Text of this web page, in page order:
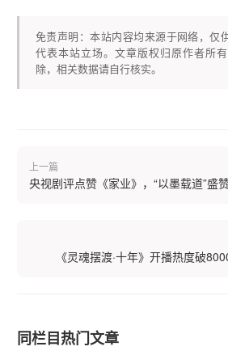
免责声明：本站内容均来源于网络，仅
代表本站立场。文章版权归原作者所
除，相关数据请自行核实。
上一篇
央视剧评点赞《家业》，“以墨载道”盛
《灵魂摆渡·十年》开播热度破
同栏目热门文章